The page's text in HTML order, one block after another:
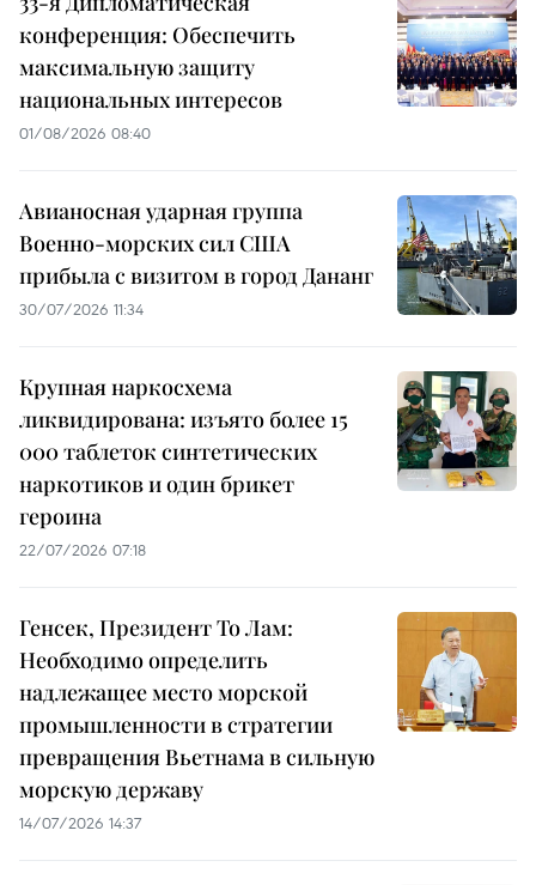
конференция: Обеспечить
максимальную защиту
национальных интересов
01/08/2026 08:40
Авианосная ударная группа
Военно-морских сил США
прибыла с визитом в город Дананг
30/07/2026 11:34
Крупная наркосхема
ликвидирована: изъято более 15
000 таблеток синтетических
наркотиков и один брикет
героина
22/07/2026 07:18
Генсек, Президент То Лам:
Необходимо определить
надлежащее место морской
промышленности в стратегии
превращения Вьетнама в сильную
морскую державу
14/07/2026 14:37